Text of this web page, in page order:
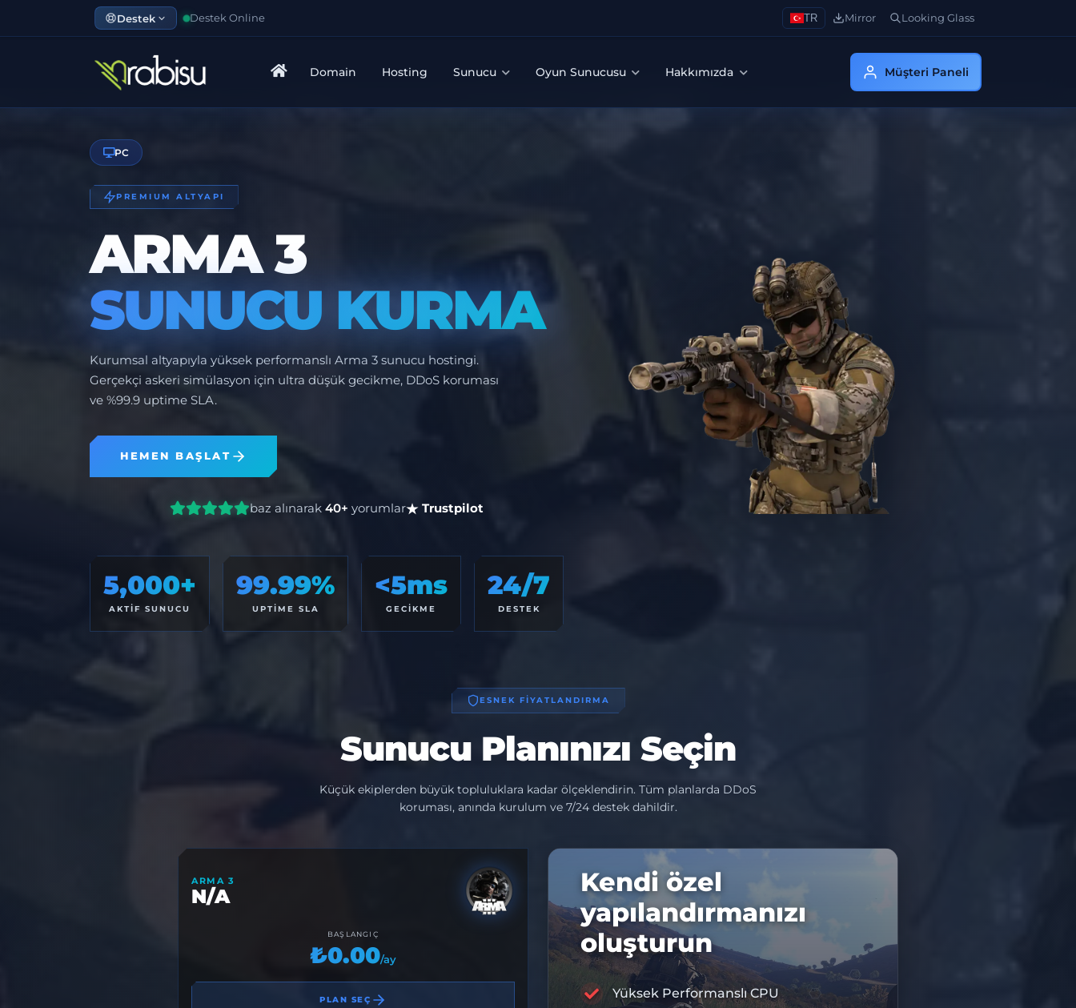
Destek Destek Online TR Mirror Looking Glass
Domain Hosting Sunucu Oyun Sunucusu Hakkımızda Müşteri Paneli
PC
PREMIUM ALTYAPI
ARMA 3
SUNUCU KURMA
Kurumsal altyapıyla yüksek performanslı Arma 3 sunucu hostingi.
Gerçekçi askeri simülasyon için ultra düşük gecikme, DDoS koruması
ve %99.9 uptime SLA.
HEMEN BAŞLAT
baz alınarak 40+ yorumlar Trustpilot
5,000+
AKTIF SUNUCU
99.99%
UPTIME SLA
<5ms
GECIKME
24/7
DESTEK
ESNEK FİYATLANDIRMA
Sunucu Planınızı Seçin
Küçük ekiplerden büyük topluluklara kadar ölçeklendirin. Tüm planlarda DDoS
koruması, anında kurulum ve 7/24 destek dahildir.
ARMA 3
N/A
BAŞLANGIÇ
₺0.00/ay
PLAN SEÇ
Kendi özel
yapılandırmanızı
oluşturun
Yüksek Performanslı CPU
%10 İNDİRİM KODU